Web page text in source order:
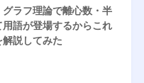
グラフ理論で離心数・半
語が登場するからこれ
説してみた